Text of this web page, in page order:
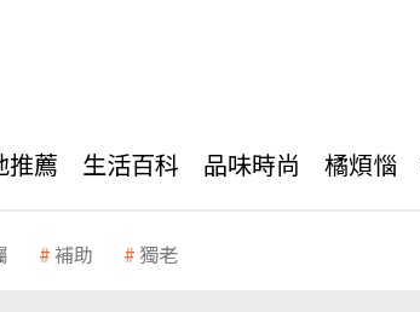
推薦 生活百科 品味時尚 橘煩惱
補助 獨老